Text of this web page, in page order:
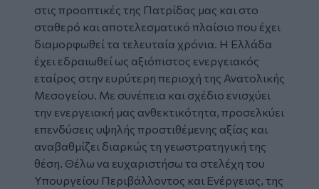
στις προοπτικές της Πατρίδας μας και στο
σταθερό και αποτελεσματικό πλαίσιο που έχει
διαμορφωθεί τα τελευταία χρόνια. Η Ελλάδα
έχει εδραιωθεί ως αξιόπιστος ενεργειακός
εταίρος στην ευρύτερη περιοχή της Ανατολικής
Μεσογείου. Με συνέπεια και σχέδιο ενισχύει
την ενεργειακή μας ανθεκτικότητα, προσελκύει
επενδύσεις υψηλής προστιθέμενης αξίας και
αναβαθμίζει διαρκώς τη γεωστρατηγική της
θέση. Θέλω να ευχαριστήσω τα στελέχη του
Υπουργείου Περιβάλλοντος και Ενέργειας, της